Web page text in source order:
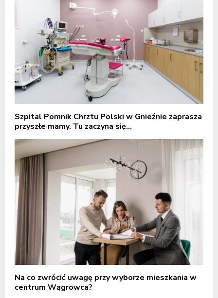
Szpital Pomnik Chrztu Polski w Gnieźnie zaprasza
przyszłe mamy. Tu zaczyna się...
Na co zwrócić uwagę przy wyborze mieszkania w
centrum Wągrowca?